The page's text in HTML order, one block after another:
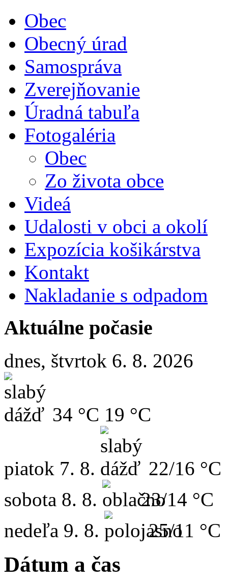
Obec
Obecný úrad
Samospráva
Zverejňovanie
Úradná tabuľa
Fotogaléria
Obec
Zo života obce
Videá
Udalosti v obci a okolí
Expozícia košikárstva
Kontakt
Nakladanie s odpadom
Aktuálne počasie
dnes, štvrtok 6. 8. 2026
34 °C 19 °C
piatok 7. 8.
22/16 °C
sobota 8. 8.
23/14 °C
nedeľa 9. 8. 25/11 °C
Dátum a čas